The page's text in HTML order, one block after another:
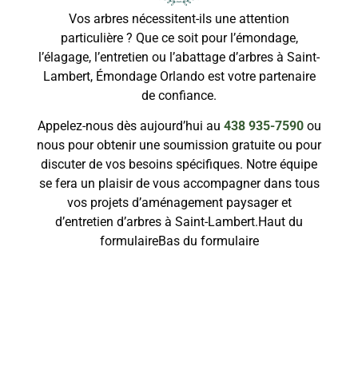
Vos arbres nécessitent-ils une attention
particulière ? Que ce soit pour l’émondage,
l’élagage, l’entretien ou l’abattage d’arbres à Saint-
Lambert, Émondage Orlando est votre partenaire
de confiance.
Appelez-nous dès aujourd’hui au 438 935-7590ou
nous pour obtenir une soumission gratuite ou pour
discuter de vos besoins spécifiques. Notre équipe
se fera un plaisir de vous accompagner dans tous
vos projets d’aménagement paysager et
d’entretien d’arbres à Saint-Lambert.Haut du
formulaireBas du formulaire